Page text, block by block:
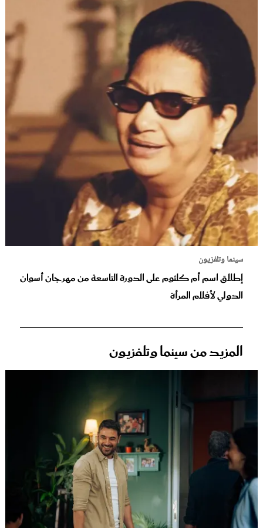
سينما وتلفزيون
إطلاق اسم أم كلثوم على الدورة التاسعة من مهرجان أسوان
الدولي لأفلام المرأة
المزيد من سينما وتلفزيون